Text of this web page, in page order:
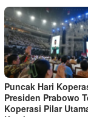
Puncak Hari
Presiden Prabowo
Koperasi Pilar